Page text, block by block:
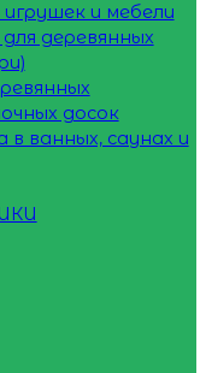
и мебели
деревянных
досок
в ванных, саунах и